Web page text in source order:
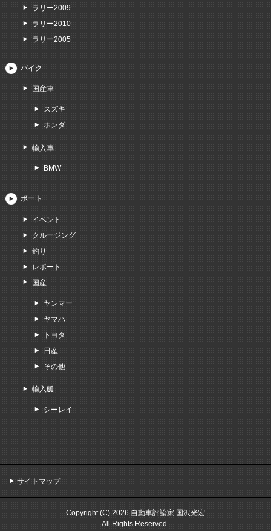
ラリー2009
ラリー2010
ラリー2005
バイク
国産車
スズキ
ホンダ
輸入車
BMW
ボート
イベント
クルージング
釣り
レポート
国産
ヤンマー
ヤマハ
トヨタ
日産
その他
輸入艇
シーレイ
サイトマップ
Copyright (C) 2026 自動車評論家 国沢光宏
All Rights Reserved.